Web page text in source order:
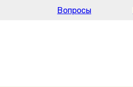
Вопросы